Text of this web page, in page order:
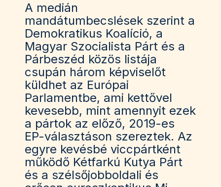
A medián
mandátumbecslések szerint a
Demokratikus Koalíció, a
Magyar Szocialista Párt és a
Párbeszéd közös listája
csupán három képviselőt
küldhet az Európai
Parlamentbe, ami kettővel
kevesebb, mint amennyit ezek
a pártok az előző, 2019-es
EP-választáson szereztek. Az
egyre kevésbé viccpártként
működő Kétfarkú Kutya Párt
és a szélsőjobboldali és